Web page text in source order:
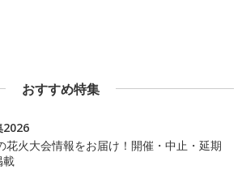
おすすめ特集
2026
花火大会情報をお届け！開催・中止・延期
載